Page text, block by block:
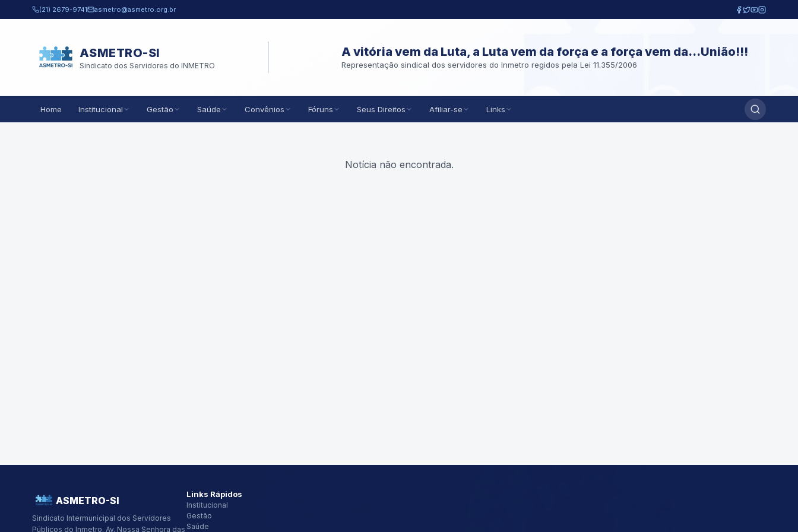
Pular para o conteúdo principal
(21) 2679-9741 asmetro@asmetro.org.br
ASMETRO-SI
Sindicato dos Servidores do INMETRO
A vitória vem da Luta, a Luta vem da força e a força vem da...União!!!
Representação sindical dos servidores do Inmetro regidos pela Lei 11.355/2006
Home Institucional Gestão Saúde Convênios Fóruns Seus Direitos Afiliar-se Links
Notícia não encontrada.
ASMETRO-SI
Sindicato Intermunicipal dos Servidores
Públicos do Inmetro. Av. Nossa Senhora das
Links Rápidos
Institucional
Gestão
Saúde